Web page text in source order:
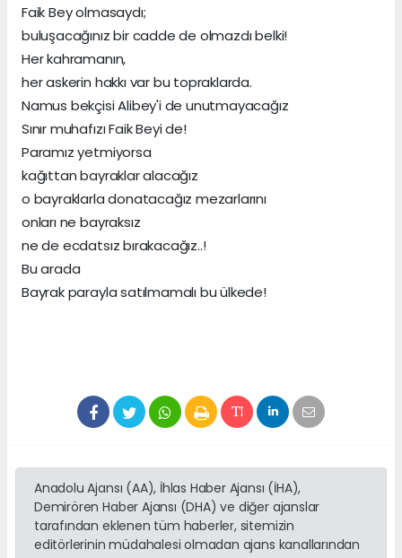
Faik Bey olmasaydı;
buluşacağınız bir cadde de olmazdı belki!
Her kahramanın,
her askerin hakkı var bu topraklarda.
Namus bekçisi Alibey'i de unutmayacağız
Sınır muhafızı Faik Beyi de!
Paramız yetmiyorsa
kağıttan bayraklar alacağız
o bayraklarla donatacağız mezarlarını
onları ne bayraksız
ne de ecdatsız bırakacağız..!
Bu arada
Bayrak parayla satılmamalı bu ülkede!
Anadolu Ajansı (AA), İhlas Haber Ajansı (İHA),
Demirören Haber Ajansı (DHA) ve diğer ajanslar
tarafından eklenen tüm haberler, sitemizin
editörlerinin müdahalesi olmadan ajans kanallarından